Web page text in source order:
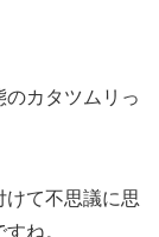
カタツムリっ
けて不思議に思
ね。